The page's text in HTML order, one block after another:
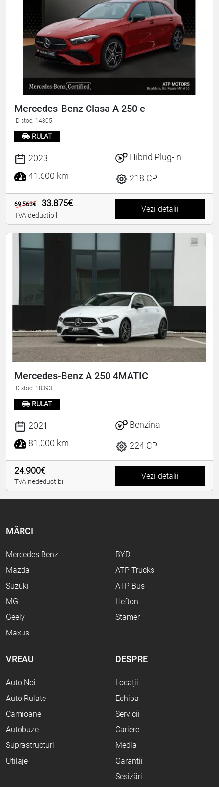
Mercedes-Benz Clasa A 250 e
ID stoc: 14805
RULAT
2023
41.600 km
Hibrid Plug-In
218 CP
69.563€ 33.875€
TVA deductibil
Vezi detalii
Mercedes-Benz A 250 4MATIC
ID stoc: 18393
RULAT
2021
81.000 km
Benzina
224 CP
24.900€
TVA nedeductibil
Vezi detalii
MĂRCI
Mercedes Benz
Mazda
Suzuki
MG
Geely
Maxus
BYD
ATP Trucks
ATP Bus
Hefton
Stamer
VREAU
Auto Noi
Auto Rulate
Camioane
Autobuze
Suprastructuri
Utilaje
DESPRE
Locații
Echipa
Servicii
Cariere
Media
Garanții
Sesizări